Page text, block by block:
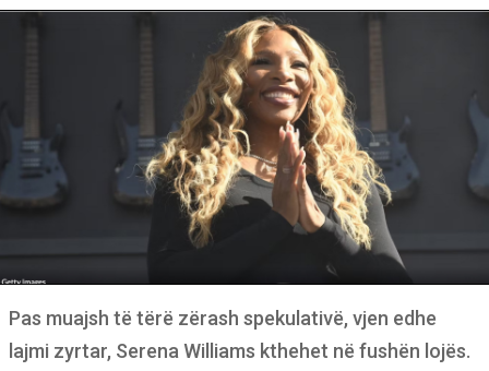
Pas muajsh të tërë zërash spekulativë, vjen edhe
lajmi zyrtar, Serena Williams kthehet në fushën lojës.